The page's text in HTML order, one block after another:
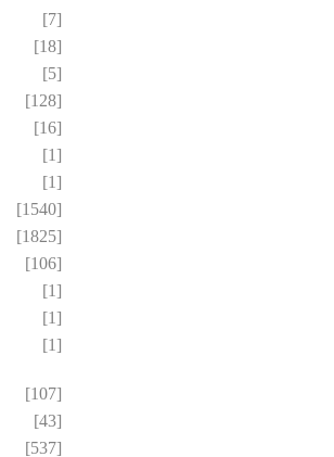
[7]
[18]
[5]
[128]
[16]
[1]
[1]
[1540]
[1825]
[106]
[1]
[1]
[1]
[107]
[43]
[537]